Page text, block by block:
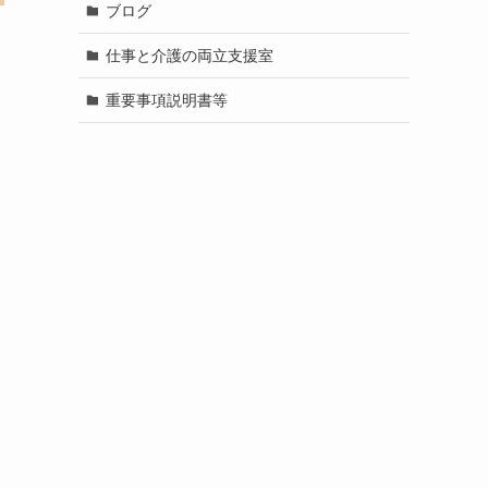
ブログ
仕事と介護の両立支援室
重要事項説明書等